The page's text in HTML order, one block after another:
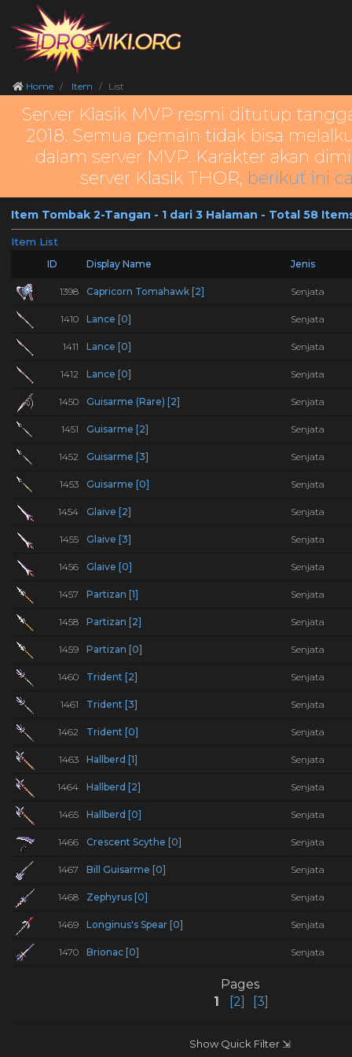
Home Item List
Server Klasik MVP resmi ditutup
2018. Semua pemain tidak bisa
dalam server MVP. Karakter akan
server Klasik THOR, berikut ini
Item Tombak 2-Tangan - 1 dari 3 Halaman - Total 58
Item List
ID Display Name Jenis
1398 Capricorn Tomahawk [2] Senjata
1410 Lance [0] Senjata
1411 Lance [0] Senjata
1412 Lance [0] Senjata
1450 Guisarme (Rare) [2] Senjata
1451 Guisarme [2] Senjata
1452 Guisarme [3] Senjata
1453 Guisarme [0] Senjata
1454 Glaive [2] Senjata
1455 Glaive [3] Senjata
1456 Glaive [0] Senjata
1457 Partizan [1] Senjata
1458 Partizan [2] Senjata
1459 Partizan [0] Senjata
1460 Trident [2] Senjata
1461 Trident [3] Senjata
1462 Trident [0] Senjata
1463 Hallberd [1] Senjata
1464 Hallberd [2] Senjata
1465 Hallberd [0] Senjata
1466 Crescent Scythe [0] Senjata
1467 Bill Guisarme [0] Senjata
1468 Zephyrus [0] Senjata
1469 Longinus's Spear [0] Senjata
1470 Brionac [0] Senjata
Pages
1
[2] [3]
Show Quick Filter ⇲